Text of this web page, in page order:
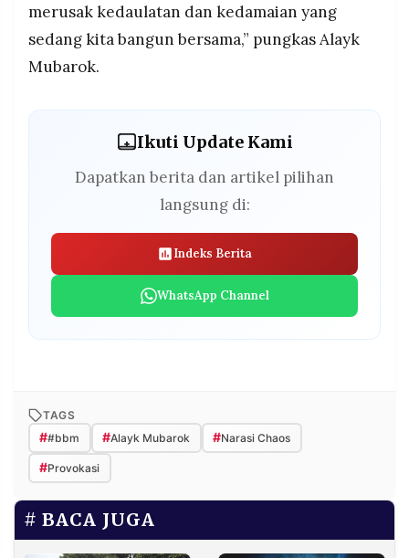
merusak kedaulatan dan kedamaian yang
sedang kita bangun bersama,” pungkas Alayk
Mubarok.
Ikuti Update Kami
Dapatkan berita dan artikel pilihan
langsung di:
Indeks Berita
WhatsApp Channel
TAGS
##bbm #Alayk Mubarok #Narasi Chaos
#Provokasi
BACA JUGA